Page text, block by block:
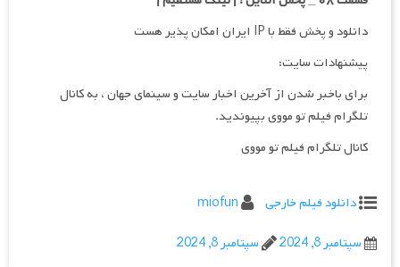
دانلود و پخش فقط با IP ایران امکان پذیر هست
پیشنهادات سایت:
برای باخبر شدن از آخرین اخبار سایت و سینمای جهان ، به کانال
تلگرام فیلم تو مووی بپیوندید.
کانال تلگرام فیلم تو مووی
دانلود فیلم خارجی
miofun
سپتامبر 8, 2024
سپتامبر 8, 2024